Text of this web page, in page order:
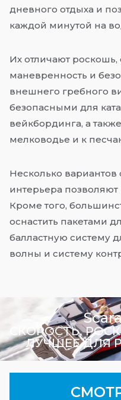
дневного отдыха и
каждой минутой на
Их отличают
маневренность и
внешнего гребного
безопасными для
вейкбординга, а
мелководье и к
Несколько вариантов
интерьера
Кроме того,
оснастить пакетами
балластную систему
волны и систему
СКОРОСТЬ,
ЛУЧШЕЕ ДЛЯ